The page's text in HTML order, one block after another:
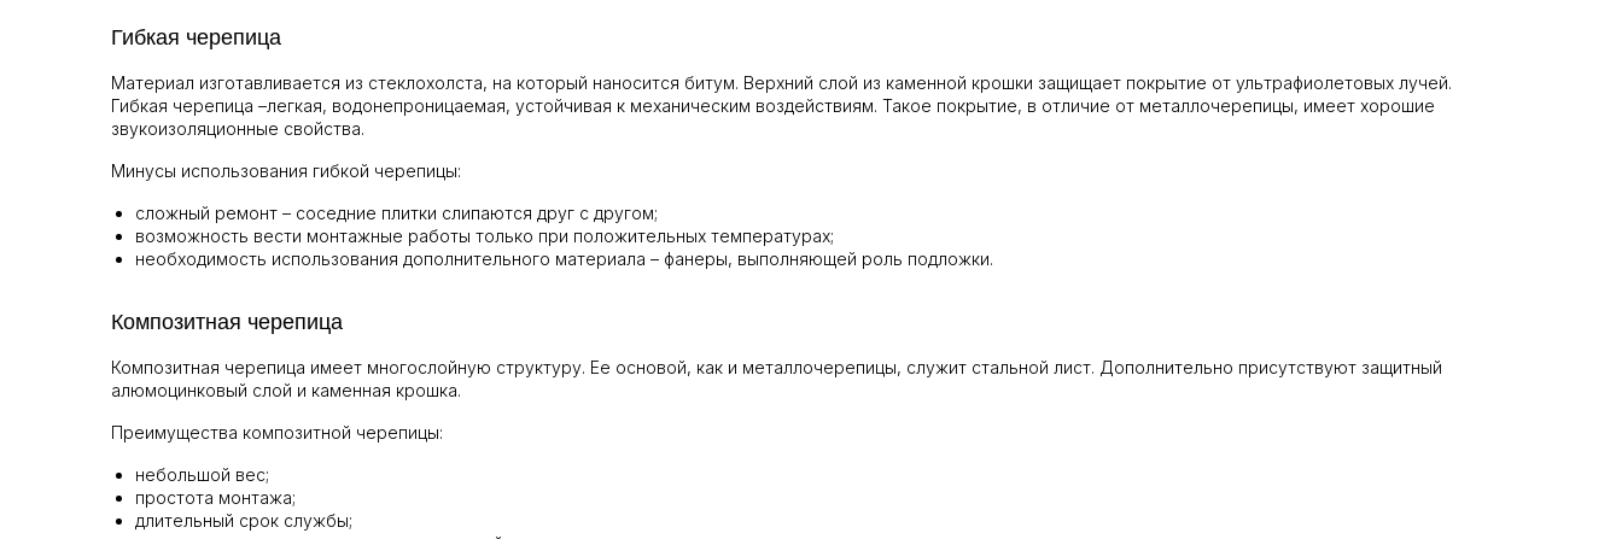
Гибкая черепица
Материал изготавливается из стеклохолста, на который наносится битум. Верхний слой из каменной крошки защищает покрытие от ультрафиолетовых лучей.
Гибкая черепица –легкая, водонепроницаемая, устойчивая к механическим воздействиям. Такое покрытие, в отличие от металлочерепицы, имеет хорошие
звукоизоляционные свойства.
Минусы использования гибкой черепицы:
сложный ремонт – соседние плитки слипаются друг с другом;
возможность вести монтажные работы только при положительных температурах;
необходимость использования дополнительного материала – фанеры, выполняющей роль подложки.
Композитная черепица
Композитная черепица имеет многослойную структуру. Ее основой, как и металлочерепицы, служит стальной лист. Дополнительно присутствуют защитный
алюмоцинковый слой и каменная крошка.
Преимущества композитной черепицы:
небольшой вес;
простота монтажа;
длительный срок службы;